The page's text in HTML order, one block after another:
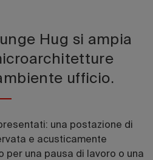
Hug si ampia
ufficio.
una postazione di
e acusticamente
per una pausa di lavoro o una